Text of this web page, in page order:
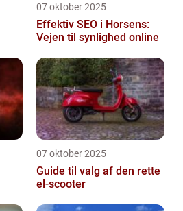
07 oktober 2025
Effektiv SEO i Horsens:
Vejen til synlighed online
07 oktober 2025
Guide til valg af den rette
el-scooter